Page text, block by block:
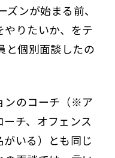
ンが始まる前、
りたいか、をテ
と個別面談したの
ンのコーチ（※ア
チ、オフェンス
いる）とも同じ